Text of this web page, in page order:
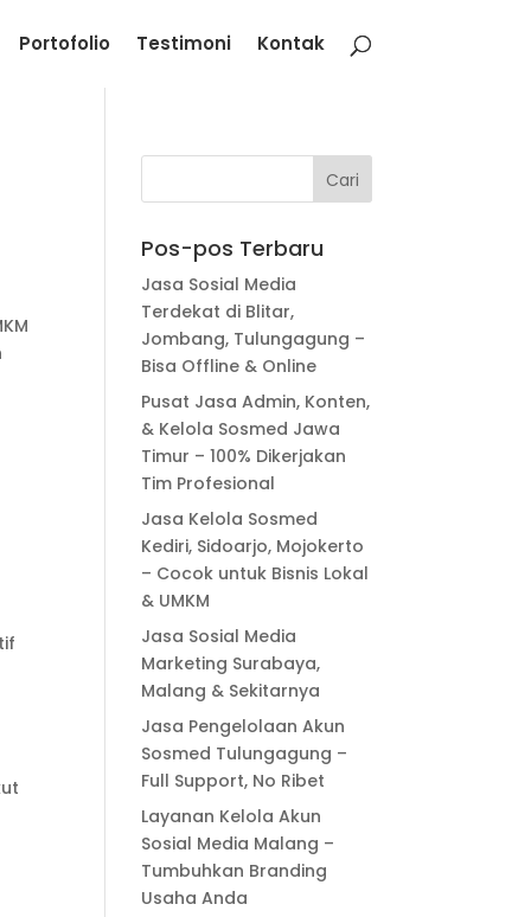
Portofolio Testimoni Kontak
Pos-pos Terbaru
Jasa Sosial Media
Terdekat di Blitar,
Jombang, Tulungagung –
Bisa Offline & Online
Pusat Jasa Admin, Konten,
& Kelola Sosmed Jawa
Timur – 100% Dikerjakan
Tim Profesional
Jasa Kelola Sosmed
Kediri, Sidoarjo, Mojokerto
– Cocok untuk Bisnis Lokal
& UMKM
Jasa Sosial Media
Marketing Surabaya,
Malang & Sekitarnya
Jasa Pengelolaan Akun
Sosmed Tulungagung –
Full Support, No Ribet
Layanan Kelola Akun
Sosial Media Malang –
Tumbuhkan Branding
Usaha Anda